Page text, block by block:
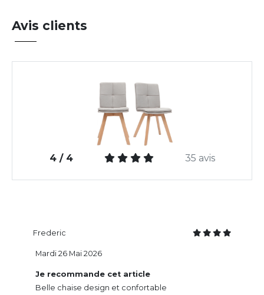
Avis clients
4 / 4 35 avis
Frederic
Je recommande cet article
Belle chaise design et confortable
Mardi 26 Mai 2026